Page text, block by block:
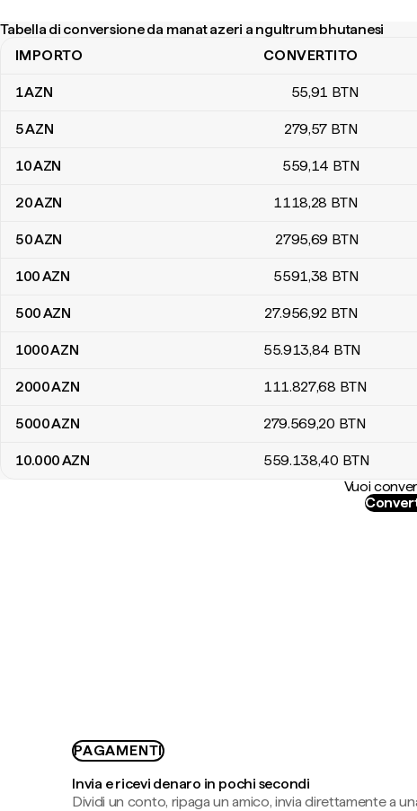
Tabella di conversione da manat azeri a ngultrum bhutanesi
Tabella di conversione da manat azeri a ngultrum bhutanesi
IMPORTO CONVERTITO
1AZN 55,91 BTN
5AZN 279,57 BTN
10AZN 559,14 BTN
20AZN 1118,28 BTN
50AZN 2795,69 BTN
100AZN 5591,38 BTN
500AZN 27.956,92 BTN
1000AZN 55.913,84 BTN
2000AZN 111.827,68 BTN
5000AZN 279.569,20 BTN
10.000AZN 559.138,40 BTN
Vuoi
PAGAMENTI
Invia e ricevi denaro in pochi secondi
Dividi un conto, ripaga un amico, invia direttamente a